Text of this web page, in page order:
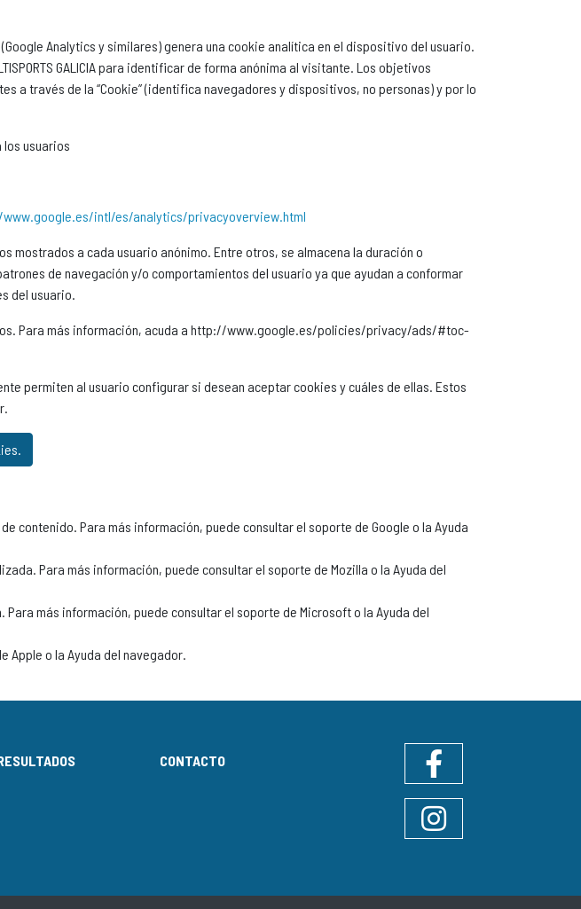
Analytics y similares) genera una cookie analítica en el dispositivo del usuario.
GALICIA para identificar de forma anónima al visitante. Los objetivos
a través de la “Cookie” (identifica navegadores y dispositivos, no personas) y por lo
usuarios
intl/es/analytics/privacyoverview.html
mostrados a cada usuario anónimo. Entre otros, se almacena la duración o
de navegación y/o comportamientos del usuario ya que ayudan a conformar
del usuario.
Para más información, acuda a http://www.google.es/policies/privacy/ads/#toc-
permiten al usuario configurar si desean aceptar cookies y cuáles de ellas. Estos
contenido. Para más información, puede consultar el soporte de Google o la Ayuda
Para más información, puede consultar el soporte de Mozilla o la Ayuda del
más información, puede consultar el soporte de Microsoft o la Ayuda del
Apple o la Ayuda del navegador.
CONTACTO
Instagram